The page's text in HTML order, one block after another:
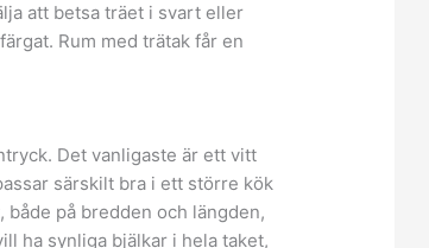
att betsa träet i svart eller
Rum med trätak får en
Det vanligaste är ett vitt
särskilt bra i ett större kök
på bredden och längden,
ha synliga bjälkar i hela taket,